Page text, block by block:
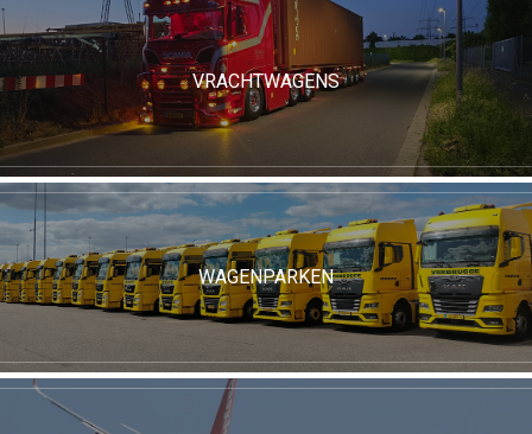
VRACHTWAGENS
WAGENPARKEN